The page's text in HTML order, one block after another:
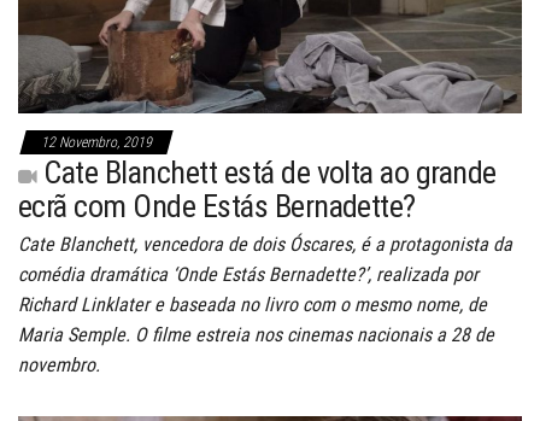
12 Novembro, 2019
Cate Blanchett está de volta ao grande
ecrã com Onde Estás Bernadette?
Cate Blanchett, vencedora de dois Óscares, é a protagonista da
comédia dramática ‘Onde Estás Bernadette?’, realizada por
Richard Linklater e baseada no livro com o mesmo nome, de
Maria Semple. O filme estreia nos cinemas nacionais a 28 de
novembro.